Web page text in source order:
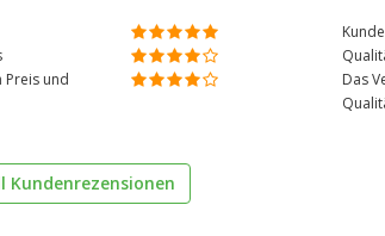
Preis und
Das
Kundenrezensionen